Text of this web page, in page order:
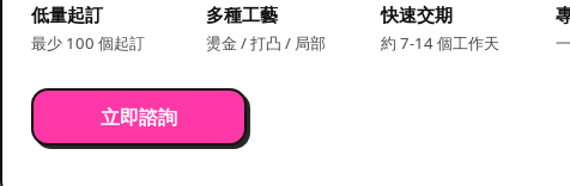
低量起訂
最少 100 個起訂
多種工藝
燙金 / 打凸 / 局部
快速交期
約 7-14 個工作天
立即諮詢